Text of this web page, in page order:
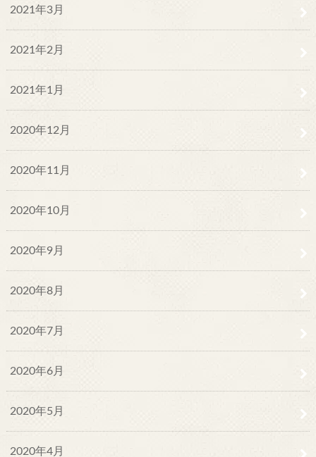
2021年3月
2021年2月
2021年1月
2020年12月
2020年11月
2020年10月
2020年9月
2020年8月
2020年7月
2020年6月
2020年5月
2020年4月